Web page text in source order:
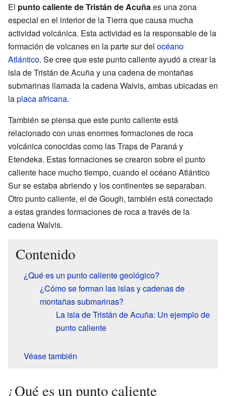
El punto caliente de Tristán de Acuña es una zona
especial en el interior de la Tierra que causa mucha
actividad volcánica. Esta actividad es la responsable de la
formación de volcanes en la parte sur del océano
Atlántico. Se cree que este punto caliente ayudó a crear la
isla de Tristán de Acuña y una cadena de montañas
submarinas llamada la cadena Walvis, ambas ubicadas en
laplaca africana.
También se piensa que este punto caliente está
relacionado con unas enormes formaciones de roca
volcánica conocidas como las Traps de Paraná y
Etendeka. Estas formaciones se crearon sobre el punto
caliente hace mucho tiempo, cuando el océano Atlántico
Sur se estaba abriendo y los continentes se separaban.
Otro punto caliente, el de Gough, también está conectado
a estas grandes formaciones de roca a través de la
cadena Walvis.
Contenido
¿Qué es un punto caliente geológico?
¿Cómo se forman las islas y cadenas de
montañas submarinas?
La isla de Tristán de Acuña: Un ejemplo de
punto caliente
Véase también
¿Qué es un punto caliente